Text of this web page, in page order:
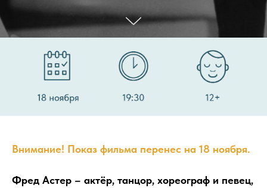
Внимание! Показ фильма перенес на 18 ноября.
Фред Астер – актёр, танцор, хореограф и певец,